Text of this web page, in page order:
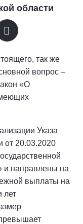
области
так же
вопрос –
«О
Указа
от 20.03.2020
и направлены на
выплаты на
лет